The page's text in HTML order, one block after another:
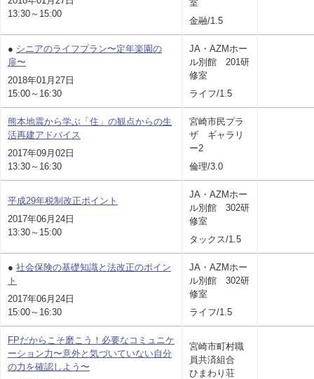
13:30～15:00
室
金融/1.5
● シニアのライフプラン〜定年楽園の
扉〜
2018年01月27日
15:00～16:30
JA・AZMホー
ル別館 201研
修室
ライフ/1.5
熊本地震から学ぶ「住」の観点からの生
活再建アドバイス
2017年09月02日
13:30～16:30
宮崎市民プラ
ザ ギャラリ
ー2
倫理/3.0
平成29年税制改正ポイント
2017年06月24日
13:30～15:00
JA・AZMホー
ル別館 302研
修室
タックス/1.5
● 社会保険の基礎知識と法改正のポイン
ト
2017年06月24日
15:00～16:30
JA・AZMホー
ル別館 302研
修室
ライフ/1.5
FPだからこそ磨こう！必要なコミュニケ
ーション力〜意外と気づいていない自分
の力を確認しよう〜
宮崎市町村職
員共済組合
ひまわり荘